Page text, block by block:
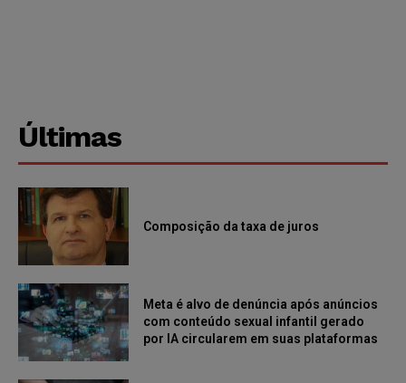
Últimas
Composição da taxa de juros
Meta é alvo de denúncia após anúncios
com conteúdo sexual infantil gerado
por IA circularem em suas plataformas